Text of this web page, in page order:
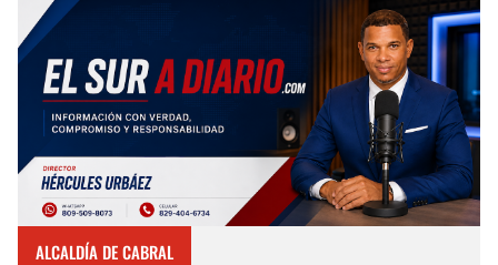
ALCALDÍA DE CABRAL